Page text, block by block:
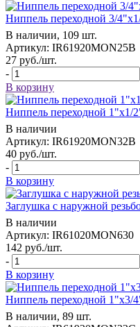
Ниппель переходной 3/
В наличии, 109 шт.
Артикул: IR61920MON25B
27 руб./шт.
-
В корзину
Ниппель переходной 1"x1/
В наличии
Артикул: IR61920MON32B
40 руб./шт.
-
В корзину
Заглушка с наружной
В наличии
Артикул: IR61020MON630
142 руб./шт.
-
В корзину
Ниппель переходной 1"x3/
В наличии, 89 шт.